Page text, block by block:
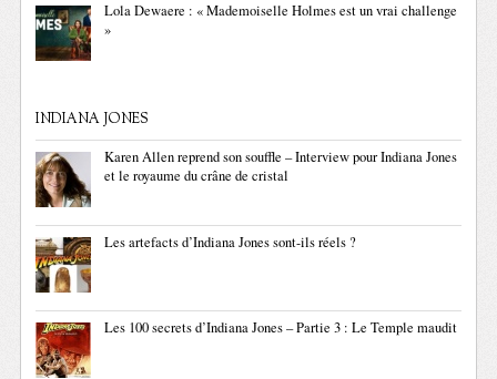
Lola Dewaere : « Mademoiselle Holmes est un vrai challenge
»
INDIANA JONES
Karen Allen reprend son souffle – Interview pour Indiana Jones
et le royaume du crâne de cristal
Les artefacts d’Indiana Jones sont-ils réels ?
Les 100 secrets d’Indiana Jones – Partie 3 : Le Temple maudit